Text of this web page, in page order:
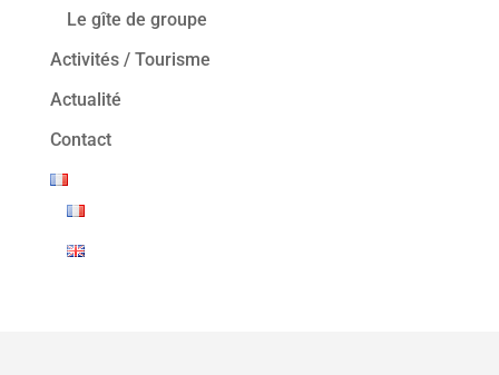
Le gîte de groupe
Activités / Tourisme
Actualité
Contact